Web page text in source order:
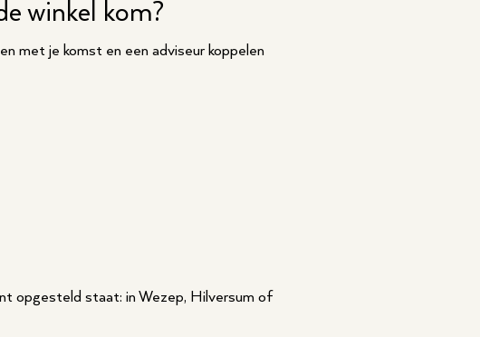
winkel kom?
met je komst en een adviseur koppelen
opgesteld staat: in Wezep, Hilversum of